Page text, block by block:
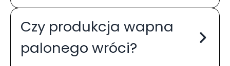
Czy produkcja wapna
palonego wróci?